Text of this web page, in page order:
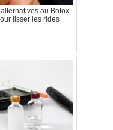
alternatives au Botox
lisser les rides